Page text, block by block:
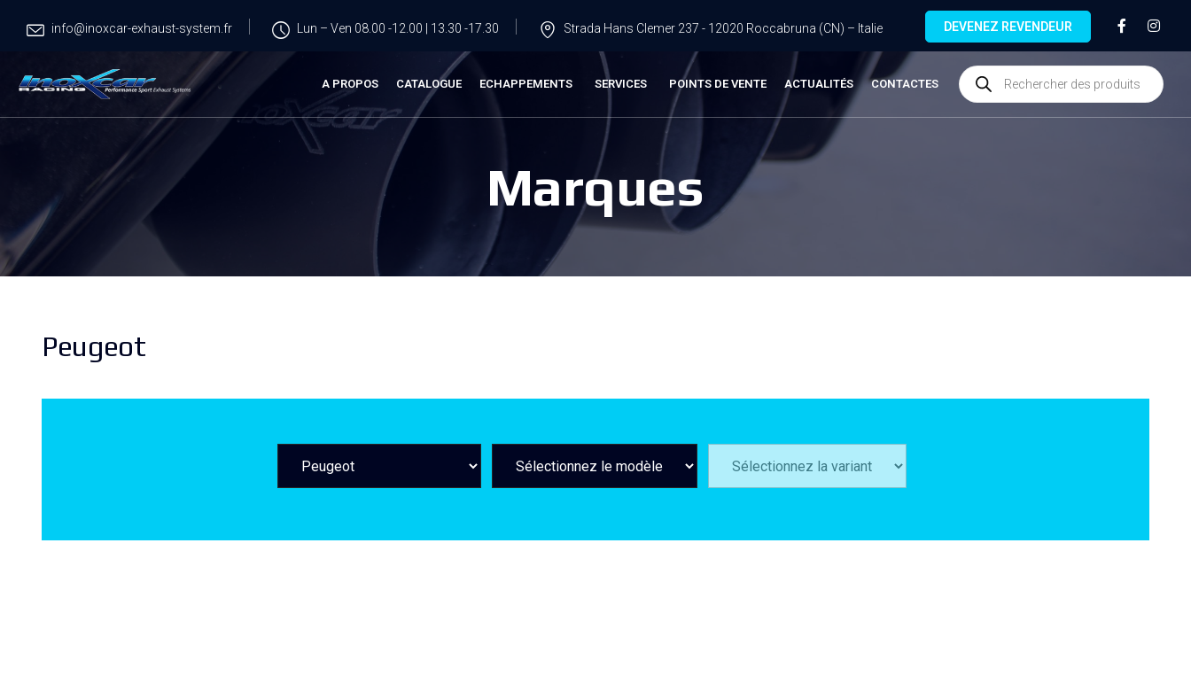
info@inoxcar-exhaust-system.fr Lun – Ven 08.00 -12.00 | 13.30 -17.30 Strada Hans Clemer 237 - 12020 Roccabruna (CN) – Italie DEVENEZ REVENDEUR
A PROPOS CATALOGUE ECHAPPEMENTS SERVICES POINTS DE VENTE ACTUALITÉS CONTACTES
Marques
Peugeot